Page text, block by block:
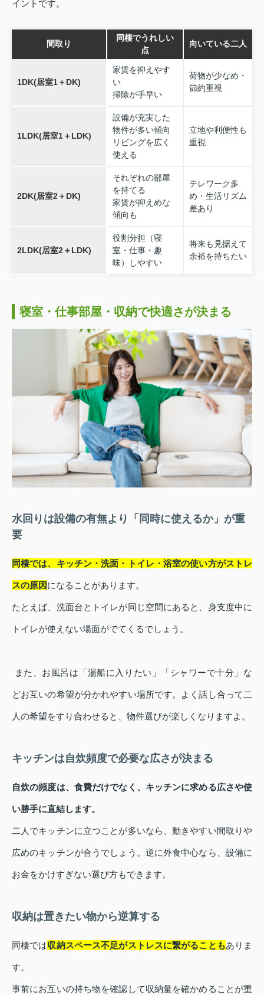
イントです。
間取り
同棲でうれしい
点
向いている二人
1DK(居室1＋DK)
家賃を抑えやす
い
掃除が手早い
荷物が少なめ・
節約重視
1LDK(居室1＋LDK)
設備が充実した
物件が多い傾向
リビングを広く
使える
立地や利便性も
重視
2DK(居室2＋DK)
それぞれの部屋
を持てる
家賃が抑えめな
傾向も
テレワーク多
め・生活リズム
差あり
2LDK(居室2＋LDK)
役割分担（寝
室・仕事・趣
味）しやすい
将来も見据えて
余裕を持ちたい
寝室・仕事部屋・収納で快適さが決まる
水回りは設備の有無より「同時に使えるか」が重
要
同棲では、キッチン・洗面・トイレ・浴室の使い方がストレ
スの原因になることがあります。
たとえば、洗面台とトイレが同じ空間にあると、身支度中に
トイレが使えない場面がでてくるでしょう。
また、お風呂は「湯船に入りたい」「シャワーで十分」な
どお互いの希望が分かれやすい場所です。よく話し合って二
人の希望をすり合わせると、物件選びが楽しくなりますよ。
キッチンは自炊頻度で必要な広さが決まる
自炊の頻度は、食費だけでなく、キッチンに求める広さや使
い勝手に直結します。
二人でキッチンに立つことが多いなら、動きやすい間取りや
広めのキッチンが合うでしょう。逆に外食中心なら、設備に
お金をかけすぎない選び方もできます。
収納は置きたい物から逆算する
同棲では収納スペース不足がストレスに繋がることもありま
す。
事前にお互いの持ち物を確認して収納量を確かめることが重